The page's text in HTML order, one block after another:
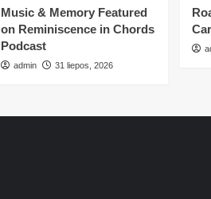
Music & Memory Featured
on Reminiscence in Chords
Podcast
admin 31 liepos, 2026